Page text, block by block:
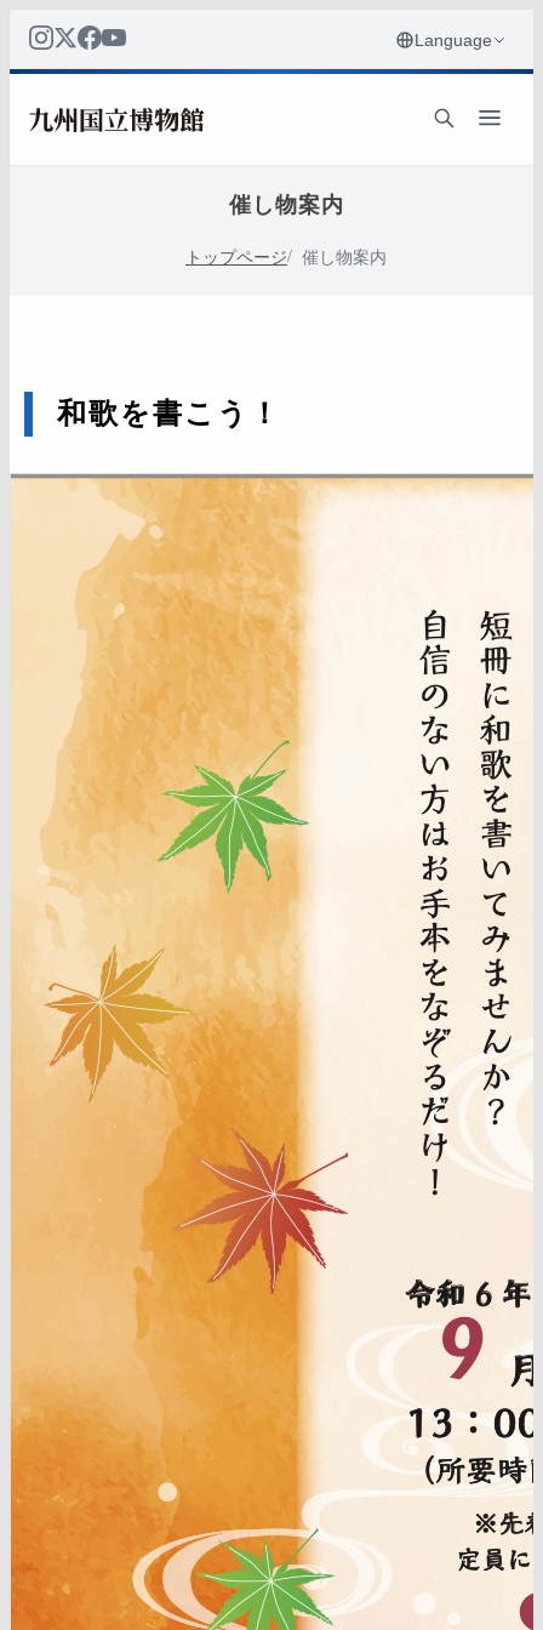
催し物案内
トップページ 催し物案内
和歌を書こう！